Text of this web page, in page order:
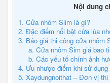
Nội dung
1. Cửa nhôm Slim là gì?
2. Đặc điểm nổi bật cửa lùa
3. Báo giá thi công cửa nhôm
a. Cửa nhôm Sim giá bao
b. Các yếu tố chính ảnh
4. Ưu nhược điểm khi sử
5. Xaydungnoithat – Đơn vị